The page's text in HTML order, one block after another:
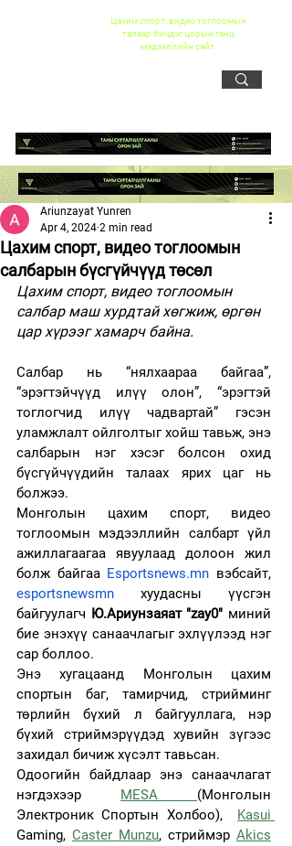
Цахим спорт, видео тоглоомын
талаар бичдэг цорын ганц
мэдээллийн сайт
Цахим спорт, видео тоглоомын
салбарын бүсгүйчүүд төсөл
Ariunzayat Yunren
Apr 4, 2024 2 min read
Цахим спорт, видео тоглоомын
салбар маш хурдтай хөгжиж, өргөн
цар хүрээг хамарч байна.
Салбар нь “нялхаараа байгаа”,
“эрэгтэйчүүд илүү олон”, “эрэгтэй
тоглогчид илүү чадвартай” гэсэн
уламжлалт ойлголтыг хойш тавьж, энэ
салбарын нэг хэсэг болсон охид
бүсгүйчүүдийн талаах ярих цаг нь
болжээ.
Монголын цахим спорт, видео
тоглоомын мэдээллийн салбарт үйл
ажиллагаагаа явуулаад долоон жил
болж байгаа Esportsnews.mn
esportsnewsmn
хуудасны үүсгэн
байгуулагч Ю.Ариунзаяат "zay0" миний
бие энэхүү санаачлагыг эхлүүлээд нэг
сар боллоо.
Энэ хугацаанд Монголын цахим
спортын баг, тамирчид, стрийминг
төрлийн бүхий л байгууллага, нэр
бүхий стриймэрүүдэд хувийн зүгээс
захидал бичиж хүсэлт тавьсан.
Одоогийн байдлаар энэ санаачлагат
нэгдэхээр MESA (Монголын
Электроник Спортын Холбоо),
Gaming, Caster Munzu, стриймэр Akics